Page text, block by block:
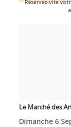
Réservez-vite
Le Marché des
Dimanche 6